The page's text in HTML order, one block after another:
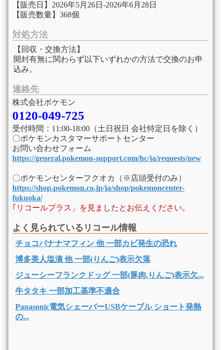
【販売日】2026年5月26日-2026年6月28日
【販売数量】368個
対処方法
【回収・交換方法】
開封有無に関わらず以下いずれかの方法で交換のお申
込み。
連絡先
株式会社ポケモン
0120-049-725
受付時間：11:00-18:00（土日祝日 会社特定日を除く）
〇ポケモンカスタマーサポートセンター
お問い合わせフォーム
https://general.pokemon-support.com/hc/ja/requests/new
〇ポケモンセンターフクオカ（※店頭受付のみ）
https://shop.pokemon.co.jp/ja/shop/pokemoncenter-
fukuoka/
｢リコールプラス」を見ましたとお伝えください。
よく見られているリコール情報
チョコバナナマフィン 他 一部カビ発生の恐れ
博多美人塩漬 他 一部(りんご)表示欠落
ジューシーフランクドッグ 一部(豚肉,りんご)表示欠...
牛タタキ 一部加工基準不適合
Panasonic電気シェーバーUSBケーブル ショート発熱
の...